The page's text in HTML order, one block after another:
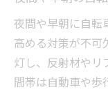
夜間や早朝に自転
高める対策が不可
灯し、反射材やリ
間帯は自動車や歩